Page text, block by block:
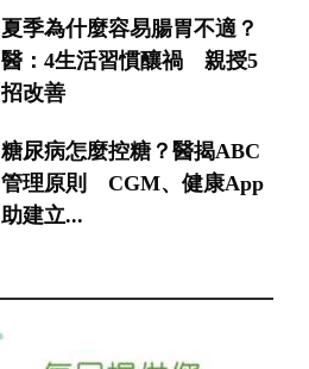
夏季為什麼容易腸胃不適？
醫：4生活習慣釀禍 親授5
招改善
糖尿病怎麼控糖？醫揭ABC
管理原則 CGM、健康App
助建立...